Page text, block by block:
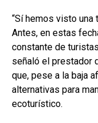
“Sí hemos visto una
Antes, en estas
constante de
señaló el prestador
que, pese a la baja
alternativas para
ecoturístico.